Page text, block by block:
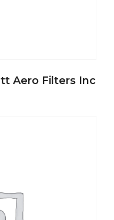
Aero Filters Inc